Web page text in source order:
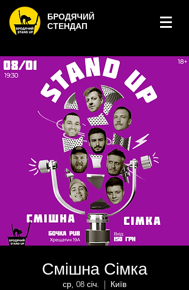
БРОДЯЧИЙ
СТЕНДАП
Смішна Сімка
ср, 08 січ.
  |
Київ